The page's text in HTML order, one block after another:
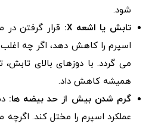
شود.
تابش یا اشعهX
: قرار گرفتن
اسپرم را کاهش دهد، اگر چه
می گردد. با دوزهای بالای تابش،
همیشه کاهش داد.
گرم شدن بیش از حد بیضه ها:
عملکرد اسپرم را مختل کند.